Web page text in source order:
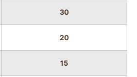
30
20
15